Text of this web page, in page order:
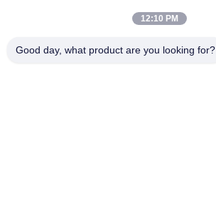
12:10 PM
Good day, what product are you looking for?